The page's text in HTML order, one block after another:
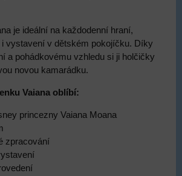
je ideální na každodenní hraní,
i vystavení v dětském pokojíčku. Díky
a pohádkovému vzhledu si ji holčičky
novou kamarádku.
Vaiana oblíbí:
princezny Vaiana Moana
zpracování